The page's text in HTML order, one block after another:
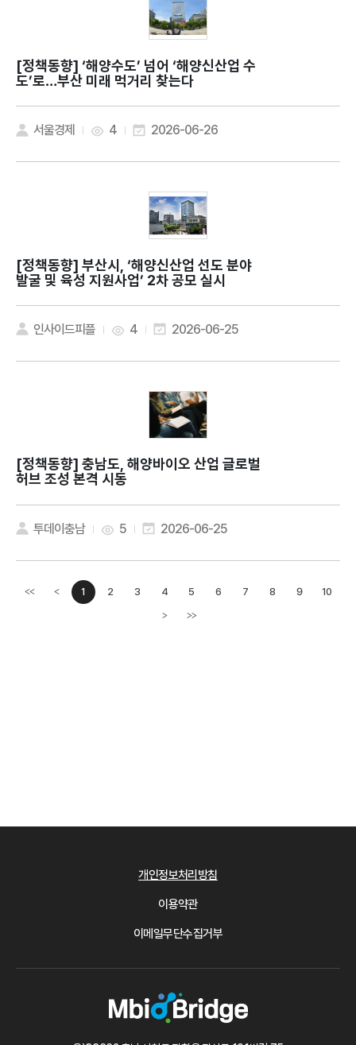
[정책동향]
도’로…부산 미래 먹거리 찾는다
서울경제 4 2026-06-26
[정책동향]
발굴 및 육성 지원사업’ 2차 공모 실시
인사이드피플 4 2026-06-25
[정책동향]
허브 조성 본격 시동
투데이충남 5 2026-06-25
<< <이전페이지
1 2 3 4 5 6 7 8 9 10
>다음페이지
>>
개인정보처리방침
이용약관
이메일무단수집거부